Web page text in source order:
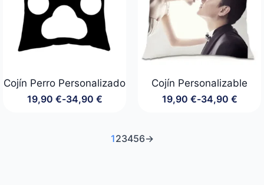
Cojín Perro Personalizado
19,90 €-34,90 €
Rango
Cojín Personalizable
19,90 €-34,90 €
Rango
123456→